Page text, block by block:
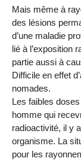
Mais même à
des lésions
d’une maladie
lié à l’exposition
partie aussi à
Difficile en effet
nomades.
Les faibles
homme qui
radioactivité, il y
organisme. La
pour les